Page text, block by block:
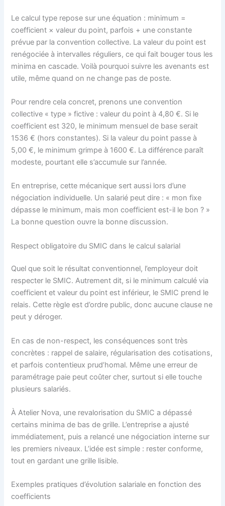
Le calcul type repose sur une équation : minimum =
coefficient × valeur du point, parfois + une constante
prévue par la convention collective. La valeur du point est
renégociée à intervalles réguliers, ce qui fait bouger tous les
minima en cascade. Voilà pourquoi suivre les avenants est
utile, même quand on ne change pas de poste.
Pour rendre cela concret, prenons une convention
collective « type » fictive : valeur du point à 4,80 €. Si le
coefficient est 320, le minimum mensuel de base serait
1536 € (hors constantes). Si la valeur du point passe à
5,00 €, le minimum grimpe à 1600 €. La différence paraît
modeste, pourtant elle s’accumule sur l’année.
En entreprise, cette mécanique sert aussi lors d’une
négociation individuelle. Un salarié peut dire : « mon fixe
dépasse le minimum, mais mon coefficient est-il le bon ? »
La bonne question ouvre la bonne discussion.
Respect obligatoire du SMIC dans le calcul salarial
Quel que soit le résultat conventionnel, l’employeur doit
respecter le SMIC. Autrement dit, si le minimum calculé via
coefficient et valeur du point est inférieur, le SMIC prend le
relais. Cette règle est d’ordre public, donc aucune clause ne
peut y déroger.
En cas de non-respect, les conséquences sont très
concrètes : rappel de salaire, régularisation des cotisations,
et parfois contentieux prud’homal. Même une erreur de
paramétrage paie peut coûter cher, surtout si elle touche
plusieurs salariés.
À Atelier Nova, une revalorisation du SMIC a dépassé
certains minima de bas de grille. L’entreprise a ajusté
immédiatement, puis a relancé une négociation interne sur
les premiers niveaux. L’idée est simple : rester conforme,
tout en gardant une grille lisible.
Exemples pratiques d’évolution salariale en fonction des
coefficients